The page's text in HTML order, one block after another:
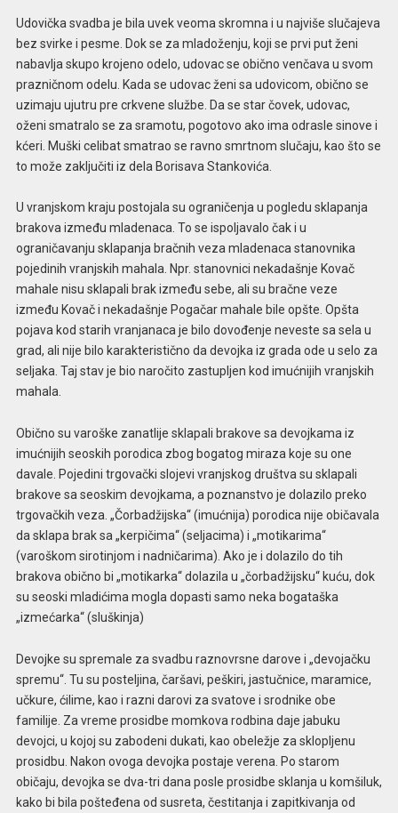
Udovička svadba je bila uvek veoma skromna i u najviše slučajeva
bez svirke i pesme. Dok se za mladoženju, koji se prvi put ženi
nabavlja skupo krojeno odelo, udovac se obično venčava u svom
prazničnom odelu. Kada se udovac ženi sa udovicom, obično se
uzimaju ujutru pre crkvene službe. Da se star čovek, udovac,
oženi smatralo se za sramotu, pogotovo ako ima odrasle sinove i
kćeri. Muški celibat smatrao se ravno smrtnom slučaju, kao što se
to može zaključiti iz dela Borisava Stankovića.
U vranjskom kraju postojala su ograničenja u pogledu sklapanja
brakova između mladenaca. To se ispoljavalo čak i u
ograničavanju sklapanja bračnih veza mladenaca stanovnika
pojedinih vranjskih mahala. Npr. stanovnici nekadašnje Kovač
mahale nisu sklapali brak između sebe, ali su bračne veze
između Kovač i nekadašnje Pogačar mahale bile opšte. Opšta
pojava kod starih vranjanaca je bilo dovođenje neveste sa sela u
grad, ali nije bilo karakteristično da devojka iz grada ode u selo za
seljaka. Taj stav je bio naročito zastupljen kod imućnijih vranjskih
mahala.
Obično su varoške zanatlije sklapali brakove sa devojkama iz
imućnijih seoskih porodica zbog bogatog miraza koje su one
davale. Pojedini trgovački slojevi vranjskog društva su sklapali
brakove sa seoskim devojkama, a poznanstvo je dolazilo preko
trgovačkih veza. „Čorbadžijska“ (imućnija) porodica nije običavala
da sklapa brak sa „kerpičima“ (seljacima) i „motikarima“
(varoškom sirotinjom i nadničarima). Ako je i dolazilo do tih
brakova obično bi „motikarka“ dolazila u „čorbadžijsku“ kuću, dok
su seoski mladićima mogla dopasti samo neka bogataška
„izmećarka“ (sluškinja)
Devojke su spremale za svadbu raznovrsne darove i „devojačku
spremu“. Tu su posteljina, čaršavi, peškiri, jastučnice, maramice,
učkure, ćilime, kao i razni darovi za svatove i srodnike obe
familije. Za vreme prosidbe momkova rodbina daje jabuku
devojci, u kojoj su zabodeni dukati, kao obeležje za sklopljenu
prosidbu. Nakon ovoga devojka postaje verena. Po starom
običaju, devojka se dva-tri dana posle prosidbe sklanja u komšiluk,
kako bi bila pošteđena od susreta, čestitanja i zapitkivanja od